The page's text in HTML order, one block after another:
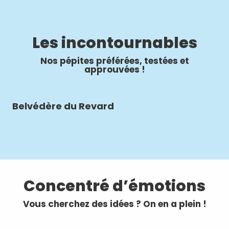
Les incontournables
Nos pépites préférées, testées et
approuvées !
Belvédère du Revard
Concentré d’émotions
Vous cherchez des idées ? On en a plein !